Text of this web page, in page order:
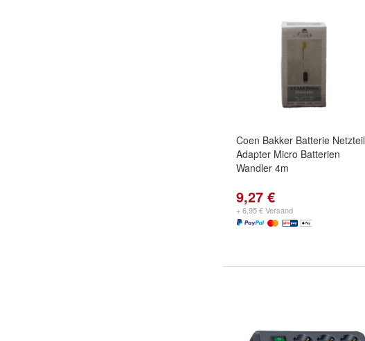
Coen Bakker Batterie Netzteil
Adapter Micro Batterien
Wandler 4m
9,27 €
+ 6,95 € Versand